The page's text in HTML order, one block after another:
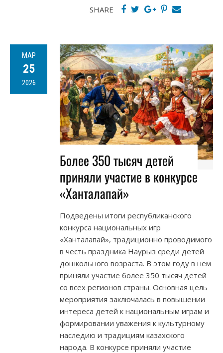
SHARE
МАР
25
2026
Более 350 тысяч детей
приняли участие в конкурсе
«Ханталапай»
Подведены итоги республиканского
конкурса национальных игр
«Ханталапай», традиционно проводимого
в честь праздника Наурыз среди детей
дошкольного возраста. В этом году в нем
приняли участие более 350 тысяч детей
со всех регионов страны. Основная цель
мероприятия заключалась в повышении
интереса детей к национальным играм и
формировании уважения к культурному
наследию и традициям казахского
народа. В конкурсе приняли участие